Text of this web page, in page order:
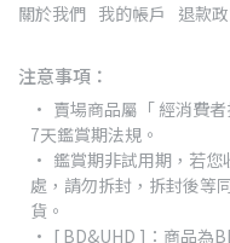
關於我們 我的帳戶 退款
注意事項：
賣場商品屬「 經消費
7天鑑賞期法規。
鑑賞期非試用期，若
處，請勿拆封，拆封後等
貨。
[ BD&UHD ]：商品為